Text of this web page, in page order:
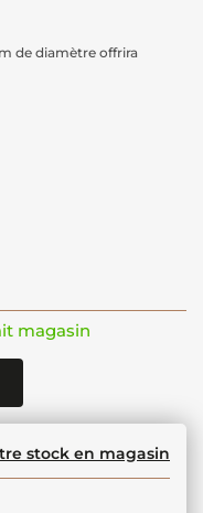
de diamètre offrira
magasin
stock en magasin